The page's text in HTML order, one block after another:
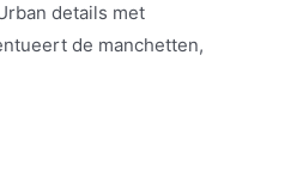
details met
de manchetten,